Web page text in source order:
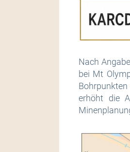
Nach
bei Mt
erhöht die